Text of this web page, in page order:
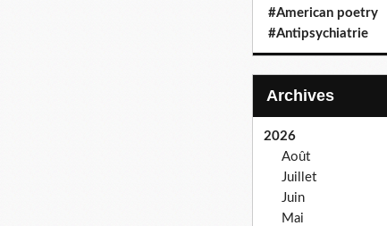
#American poetry
#Antipsychiatrie
Archives
2026
Août
Juillet
Juin
Mai